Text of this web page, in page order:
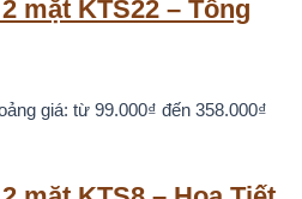
mặt KTS22 – Tông
giá: từ 99.000₫ đến 358.000₫